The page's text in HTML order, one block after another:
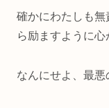
確かにわたしも
ら励ますように心
なんにせよ、最悪